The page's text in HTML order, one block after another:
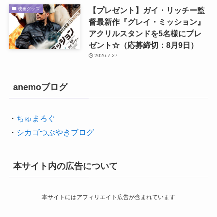
映画グッズ
【プレゼント】ガイ・リッチー監
督最新作『グレイ・ミッション』
アクリルスタンドを5名様にプレ
ゼント☆（応募締切：8月9日）
2026.7.27
anemoブログ
・ ちゅまろぐ
・ シカゴつぶやきブログ
本サイト内の広告について
本サイトにはアフィリエイト広告が含まれています